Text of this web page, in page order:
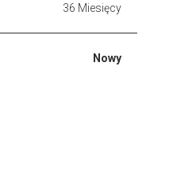
36 Miesięcy
Nowy